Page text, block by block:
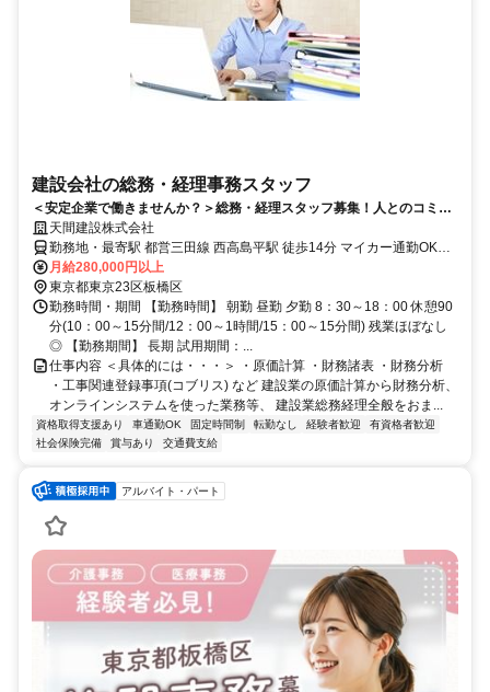
建設会社の総務・経理事務スタッフ
＜安定企業で働きませんか？＞総務・経理スタッフ募集！人とのコミュ
ニケーションが好き・得意な方歓迎◎
天間建設株式会社
勤務地・最寄駅 都営三田線 西高島平駅 徒歩14分 マイカー通勤OK！
(駐車場あり)
月給280,000円以上
東京都東京23区板橋区
勤務時間・期間 【勤務時間】 朝勤 昼勤 夕勤 8：30～18：00 休憩90
分(10：00～15分間/12：00～1時間/15：00～15分間) 残業ほぼなし
◎ 【勤務期間】 長期 試用期間：...
仕事内容 ＜具体的には・・・＞ ・原価計算 ・財務諸表 ・財務分析
・工事関連登録事項(コブリス) など 建設業の原価計算から財務分析、
オンラインシステムを使った業務等、 建設業総務経理全般をおま...
資格取得支援あり 車通勤OK 固定時間制 転勤なし 経験者歓迎
有資格者歓迎
社会保険完備
賞与あり 交通費支給
アルバイト・パート